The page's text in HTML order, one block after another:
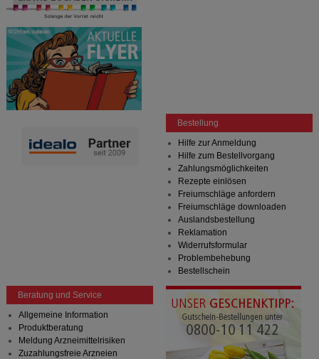
betreiben.
Statistik & Tracking:
Informationen über die Art und Weise der Nutzung
unserer Website sammeln, mit deren Hilfe wir unsere
Website weiter für Sie optimieren können, den Inhalt
auf unserer Website aber auch die Werbung auf
Drittseiten möglichst relevant für Sie zu gestalten.
Bitte beachten Sie, dass Daten hierfür teilweise an
Dritte wie z.B. Google oder soziale Medien
Bestellung
Hilfe zur Anmeldung
Hilfe zum Bestellvorgang
Zahlungsmöglichkeiten
Rezepte einlösen
Freiumschläge anfordern
Freiumschläge downloaden
Auslandsbestellung
Reklamation
Widerrufsformular
Problembehebung
Bestellschein
Beratung und Service
Allgemeine Information
Produktberatung
Meldung Arzneimittelrisiken
Zuzahlungsfreie Arzneien